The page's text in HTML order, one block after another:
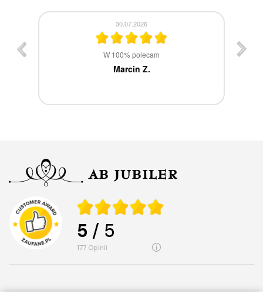
30.07.2026
W 100% polecam
Marcin Z.
5 / 5
177 opinii